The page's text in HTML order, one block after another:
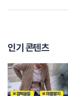
있습니다.
개인차가 큰 편 입니다
경우에는 자생한방병
환자분의 치료 계획과
갑자기 생긴 교통사고
인기 콘텐츠